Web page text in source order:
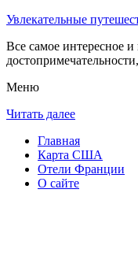
Увлекательные
Все самое интересное
Меню
Читать далее
Главная
Карта США
Отели Франции
О сайте